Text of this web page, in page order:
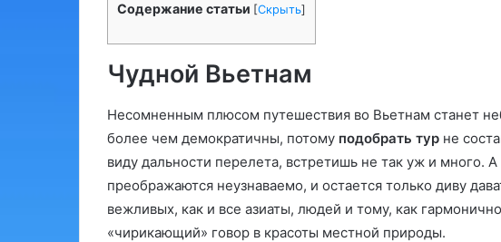
Содержание статьи [Скрыть]
Чудной Вьетнам
Несомненным плюсом путешествия во Вьетнам станет
более чем демократичны, потому подобрать тур не
виду дальности перелета, встретишь не так уж и много.
преображаются неузнаваемо, и остается только диву
вежливых, как и все азиаты, людей и тому, как
«чирикающий» говор в красоты местной природы.